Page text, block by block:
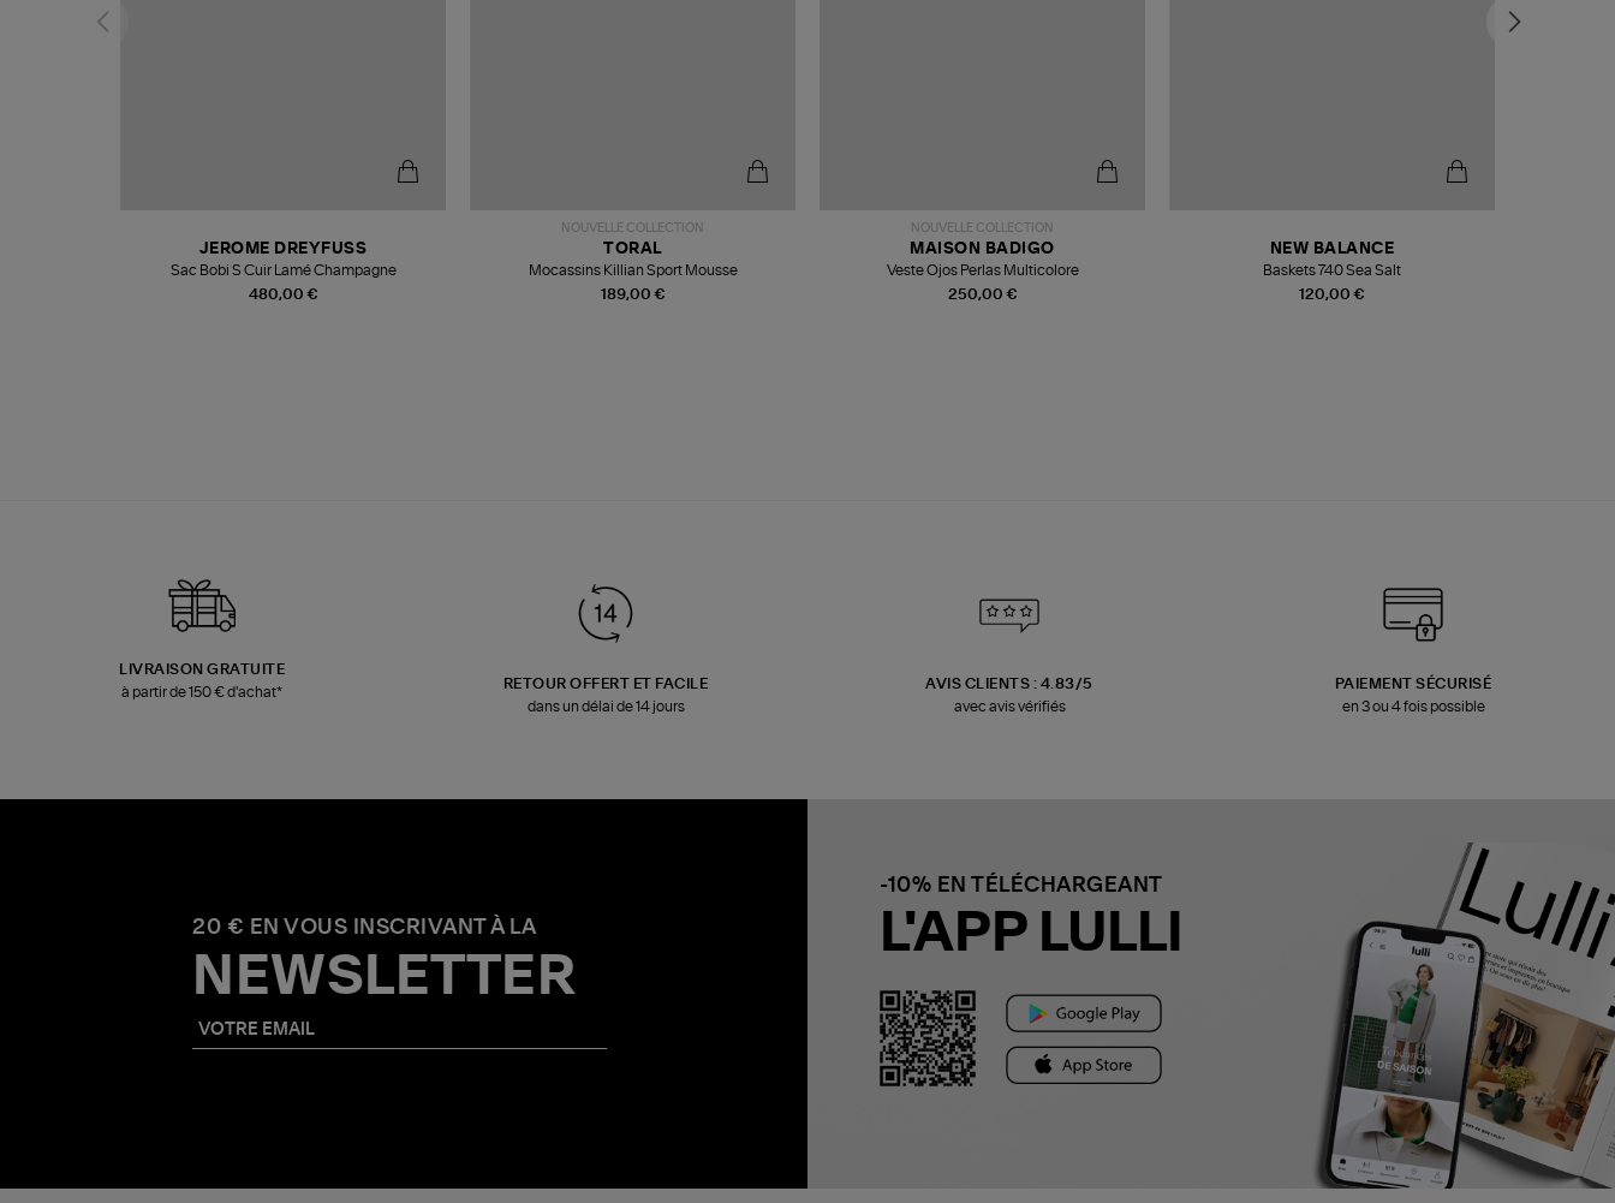
480,00 €
JEROME DREYFUSS
Sac Bobi S Cuir Lamé Champagne
NOUVELLE COLLECTION
189,00 €
TORAL
Mocassins Killian Sport Mousse
NOUVELLE COLLECTION
250,00 €
MAISON BADIGO
Veste Ojos Perlas Multicolore
120,00 €
NEW BALANCE
Baskets 740 Sea Salt
LIVRAISON GRATUITE
à partir de 150 € d'achat*
RETOUR OFFERT ET FACILE
dans un délai de 14 jours
AVIS CLIENTS : 4.83/5
avec avis vérifiés
PAIEMENT SÉCURISÉ
en 3 ou 4 fois possible
20 € EN VOUS INSCRIVANT À LA
NEWSLETTER
-10% EN TÉLÉCHARGEANT
L'APP LULLI